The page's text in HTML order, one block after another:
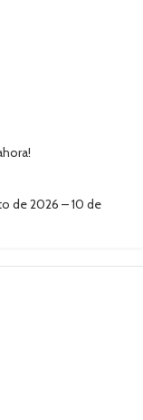
de 2026 – 10 de